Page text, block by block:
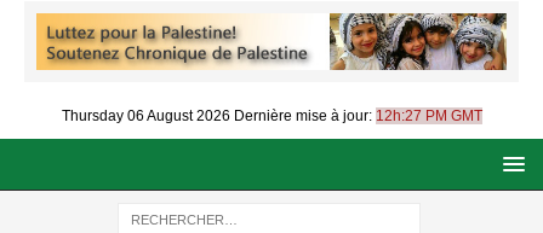
Thursday 06 August 2026 Dernière mise à jour: 12h:27 PM GMT